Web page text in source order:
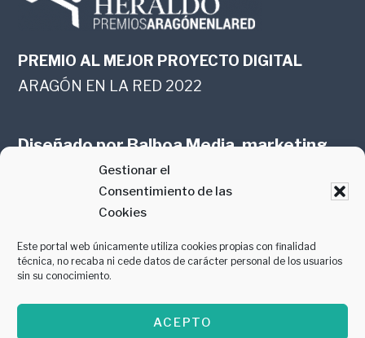
Gestionar el
Consentimiento de las
Cookies
Este portal web únicamente utiliza cookies propias con finalidad
técnica, no recaba ni cede datos de carácter personal de los usuarios
sin su conocimiento.
ACEPTO
PREMIO AL MEJOR PROYECTO DIGITAL
ARAGÓN EN LA RED 2022
Diseñado porBalboa Media, marketing
online en Zaragoza
PREMIO AL MEJOR CONTENIDO